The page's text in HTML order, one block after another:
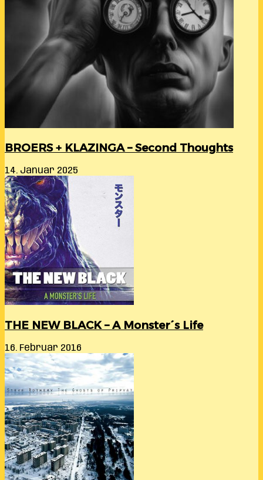
BROERS + KLAZINGA – Second Thoughts
14. Januar 2025
THE NEW BLACK – A Monster´s Life
16. Februar 2016